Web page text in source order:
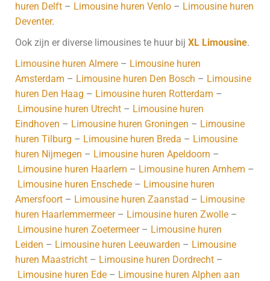
huren Delft – Limousine huren Venlo – Limousine huren
Deventer.
Ook zijn er diverse limousines te huur bij XL Limousine.
Limousine huren Almere – Limousine huren
Amsterdam – Limousine huren Den Bosch – Limousine
huren Den Haag – Limousine huren Rotterdam –
Limousine huren Utrecht – Limousine huren
Eindhoven – Limousine huren Groningen – Limousine
huren Tilburg – Limousine huren Breda – Limousine
huren Nijmegen – Limousine huren Apeldoorn –
Limousine huren Haarlem – Limousine huren Arnhem –
Limousine huren Enschede – Limousine huren
Amersfoort – Limousine huren Zaanstad – Limousine
huren Haarlemmermeer– Limousine huren Zwolle –
Limousine huren Zoetermeer– Limousine huren
Leiden – Limousine huren Leeuwarden – Limousine
huren Maastricht – Limousine huren Dordrecht –
Limousine huren Ede – Limousine huren Alphen aan